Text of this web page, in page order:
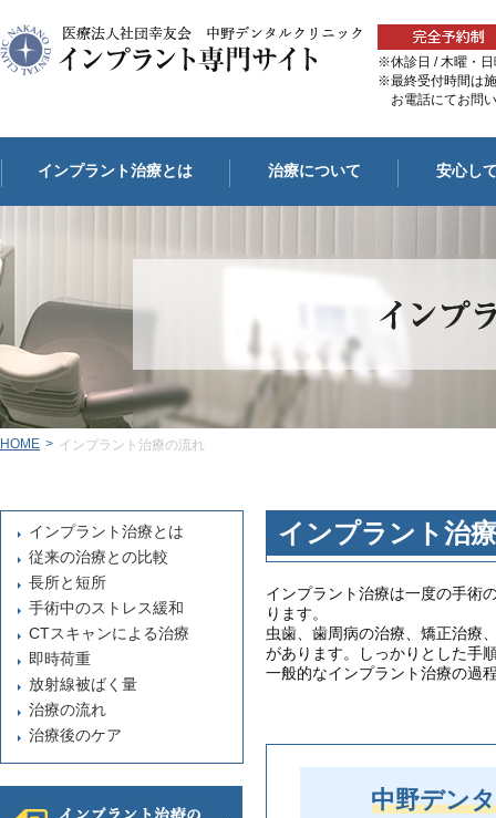
※休診日 / 木曜・
※最終受付時間は
お電話にてお問
インプラント治療とは 治療について 安心し
HOME > インプラント治療の流れ
インプラント治療とは
従来の治療との比較
長所と短所
手術中のストレス緩和
CTスキャンによる治療
即時荷重
放射線被ばく量
治療の流れ
治療後のケア
インプラント治
インプラント治療は一度の手術
ります。
虫歯、歯周病の治療、矯正治療
があります。しっかりとした手
一般的なインプラント治療の過
中野デン